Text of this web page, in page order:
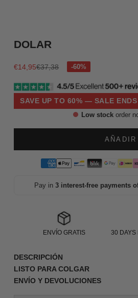
DOLAR
Precio de oferta
€14,95Precio normal
€37,38
SAVE UP TO 60% — SALE ENDS
Low stockorder
Pay in3 interest-free payments
ENVÍO GRATIS 30 DAYS
DESCRIPCIÓN
LISTO PARA COLGAR
ENVÍO Y DEVOLUCIONES